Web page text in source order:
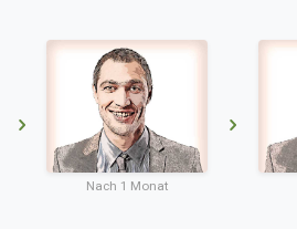
Nach 1 Monat